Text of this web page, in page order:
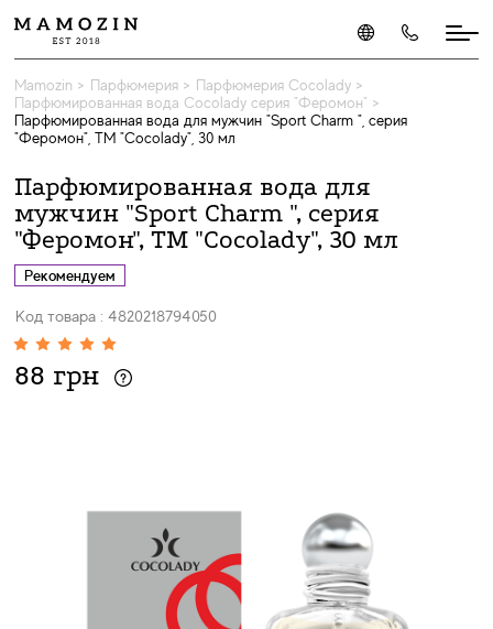
Mamozin > Парфюмерия > Парфюмерия Cocolady >
Парфюмированная вода Cocolady серия "Феромон" >
Парфюмированная вода для мужчин "Sport Charm ", серия
"Феромон", ТМ "Cocolady", 30 мл
Парфюмированная вода для
мужчин "Sport Charm ", серия
"Феромон", ТМ "Cocolady", 30 мл
Рекомендуем
Код товара : 4820218794050
88 грн